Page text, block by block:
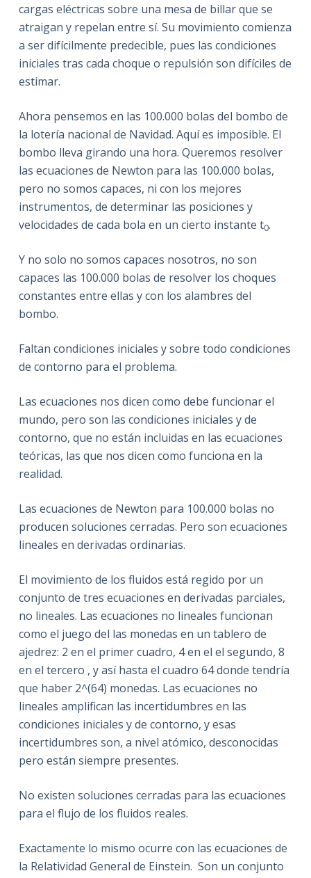
cargas eléctricas sobre una mesa de billar que se
atraigan y repelan entre sí. Su movimiento comienza
a ser difícilmente predecible, pues las condiciones
iniciales tras cada choque o repulsión son difíciles de
estimar.
Ahora pensemos en las 100.000 bolas del bombo de
la lotería nacional de Navidad. Aquí es imposible. El
bombo lleva girando una hora. Queremos resolver
las ecuaciones de Newton para las 100.000 bolas,
pero no somos capaces, ni con los mejores
instrumentos, de determinar las posiciones y
velocidades de cada bola en un cierto instante t0.
Y no solo no somos capaces nosotros, no son
capaces las 100.000 bolas de resolver los choques
constantes entre ellas y con los alambres del
bombo.
Faltan condiciones iniciales y sobre todo condiciones
de contorno para el problema.
Las ecuaciones nos dicen como debe funcionar el
mundo, pero son las condiciones iniciales y de
contorno, que no están incluidas en las ecuaciones
teóricas, las que nos dicen como funciona en la
realidad.
Las ecuaciones de Newton para 100.000 bolas no
producen soluciones cerradas. Pero son ecuaciones
lineales en derivadas ordinarias.
El movimiento de los fluidos está regido por un
conjunto de tres ecuaciones en derivadas parciales,
no lineales. Las ecuaciones no lineales funcionan
como el juego del las monedas en un tablero de
ajedrez: 2 en el primer cuadro, 4 en el el segundo, 8
en el tercero , y así hasta el cuadro 64 donde tendría
que haber 2^(64) monedas. Las ecuaciones no
lineales amplifican las incertidumbres en las
condiciones iniciales y de contorno, y esas
incertidumbres son, a nivel atómico, desconocidas
pero están siempre presentes.
No existen soluciones cerradas para las ecuaciones
para el flujo de los fluidos reales.
Exactamente lo mismo ocurre con las ecuaciones de
la Relatividad General de Einstein. Son un conjunto